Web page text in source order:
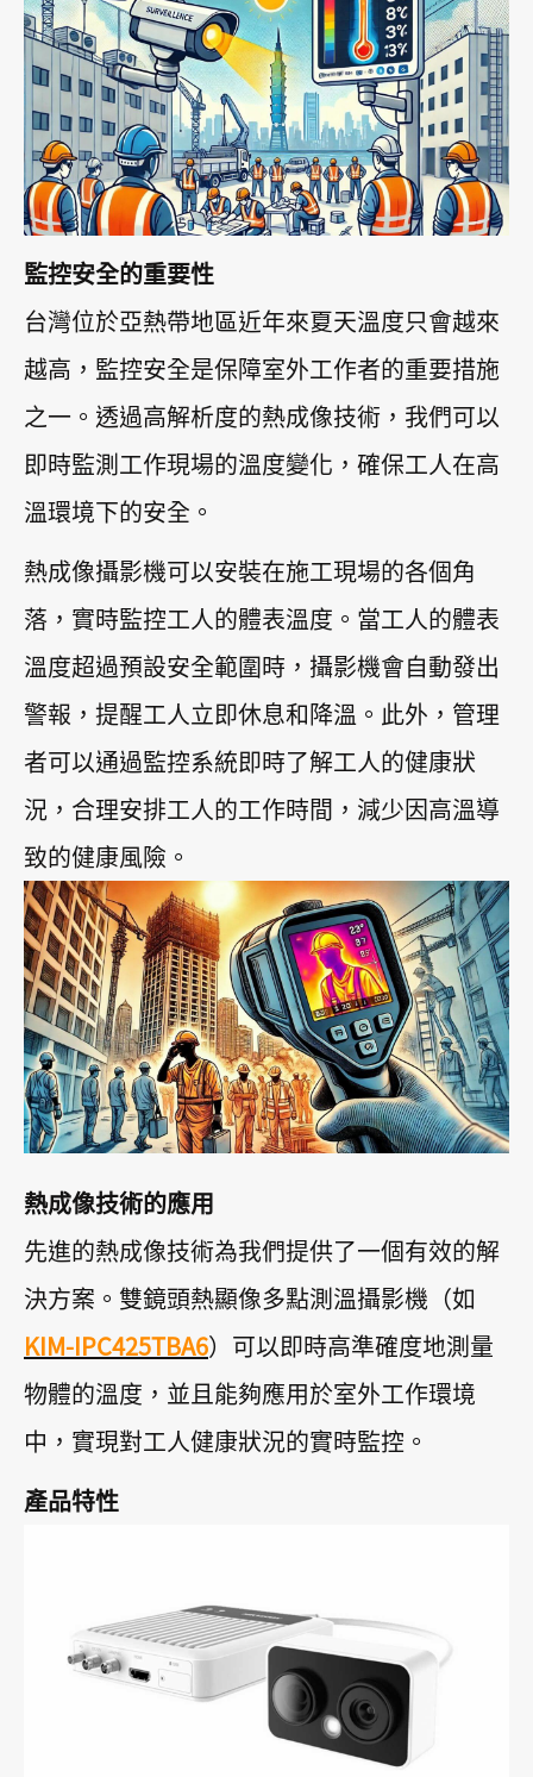
監控安全的重要性
台灣位於亞熱帶地區近年來夏天溫度只會越來
越高，監控安全是保障室外工作者的重要措施
之一。透過高解析度的熱成像技術，我們可以
即時監測工作現場的溫度變化，確保工人在高
溫環境下的安全。
熱成像攝影機可以安裝在施工現場的各個角
落，實時監控工人的體表溫度。當工人的體表
溫度超過預設安全範圍時，攝影機會自動發出
警報，提醒工人立即休息和降溫。此外，管理
者可以通過監控系統即時了解工人的健康狀
況，合理安排工人的工作時間，減少因高溫導
致的健康風險。
熱成像技術的應用
先進的熱成像技術為我們提供了一個有效的解
決方案。雙鏡頭熱顯像多點測溫攝影機（如
KIM-IPC425TBA6）可以即時高準確度地測量
物體的溫度，並且能夠應用於室外工作環境
中，實現對工人健康狀況的實時監控。
產品特性